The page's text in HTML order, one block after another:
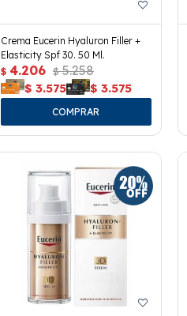
Crema Eucerin Hyaluron Filler +
Elasticity Spf 30. 50 Ml.
$ 4.206 $ 5.258
$ 3.575 $ 3.575